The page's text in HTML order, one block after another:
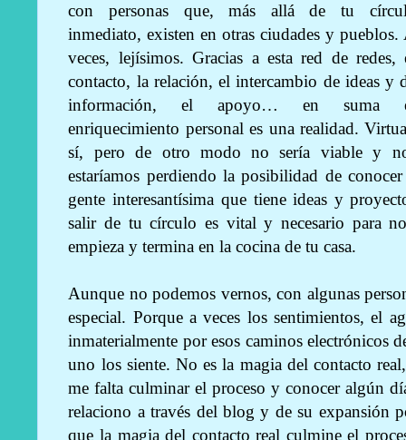
con personas que, más allá de tu
inmediato, existen en otras ciudades y pueblos.
veces, lejísimos. Gracias a esta red de redes,
contacto, la relación, el intercambio de ideas y
información, el apoyo… en suma
enriquecimiento personal es una realidad.
sí, pero de otro modo no sería viable y
estaríamos perdiendo la posibilidad de
gente interesantísima que tiene ideas y
salir de tu círculo es vital y necesario para
empieza y termina en la cocina de tu casa.
Aunque no podemos vernos, con algunas
especial. Porque a veces los sentimientos, el
inmaterialmente por esos caminos electrónicos
uno los siente. No es la magia del contacto
me falta culminar el proceso y conocer algún
relaciono a través del blog y de su expansión
que la magia del contacto real culmine el